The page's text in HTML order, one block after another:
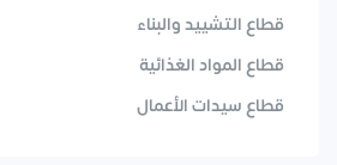
قطاع التشييد والبناء
قطاع المواد الغذائية
قطاع سيدات الأعمال